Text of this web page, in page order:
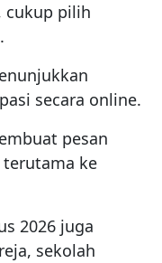
cukup pilih
secara online.
pesan
ke
2026 juga
sekolah